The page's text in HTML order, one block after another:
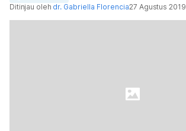
Ditinjau oleh dr. Gabriella Florencia27 Agustus 2019